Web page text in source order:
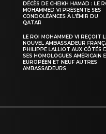
DÉCÈS DE CHEIKH HAMAD : LE
MOHAMMED VI PRÉSENTE SES
CONDOLÉANCES À L’ÉMIR DU
QATAR
LE ROI MOHAMMED VI REÇOIT
NOUVEL AMBASSADEUR
PHILIPPE LALLIOT AUX CÔTÉS
SES HOMOLOGUES AMÉRICAIN
EUROPÉEN ET NEUF AUTRES
AMBASSADEURS